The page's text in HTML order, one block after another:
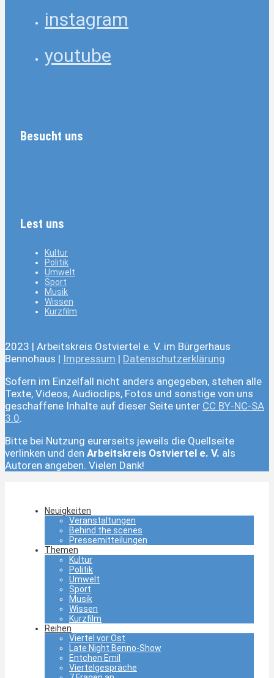
instagram
youtube
Besucht uns
Lest uns
Kultur
Politik
Umwelt
Sport
Musik
Wissen
Kurzfilm
2023 | Arbeitskreis Ostviertel e. V. im Bürgerhaus
Bennohaus | Impressum | Datenschutzerklärung
Sofern im Einzelfall nicht anders angegeben, stehen alle
Texte, Videos, Audioclips, Fotos und sonstige von uns
geschaffene Inhalte auf dieser Seite unter CC BY-NC-SA
3.0.
Bitte bei Nutzung eurerseits jeweils die Quellseite
verlinken und den Arbeitskreis Ostviertel e. V. als
Autoren angeben. Vielen Dank!
Neuigkeiten
Veranstaltungen
Behind the scenes
Pressemitteilungen
Themen
Kultur
Politik
Umwelt
Sport
Musik
Wissen
Kurzfilm
Reihen
Viertel vor Ost
Late Night Benno-Show
Entchen Emil
Viertelgespräche